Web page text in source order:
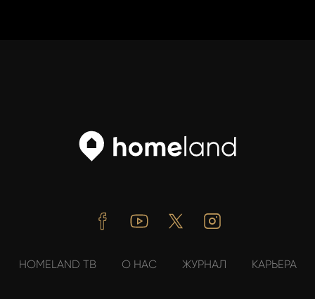
FacebookYoutube Twitter
HOMELAND ТВ О НАС ЖУРНАЛ КАРЬЕРА